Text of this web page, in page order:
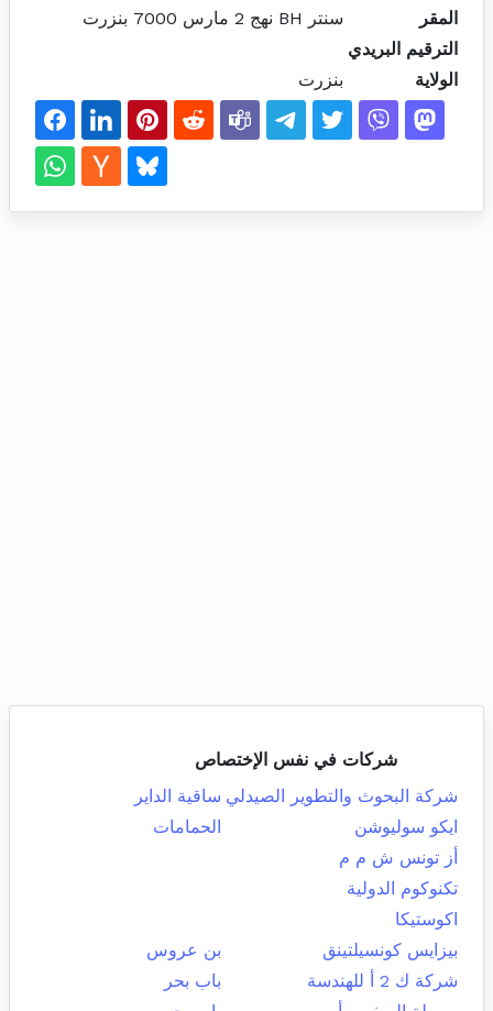
المقر
سنتر BH نهج 2 مارس 7000 بنزرت
الترقيم البريدي
الولاية
بنزرت
شركات في نفس الإختصاص
شركة البحوث والتطوير الصيدلي ساقية الداير
ايكو سوليوشن
الحمامات
أز تونس ش م م
تكنوكوم الدولية
اكوستيكا
بيزايس كونسيلتينق
بن عروس
شركة ك 2 أ للهندسة
باب بحر